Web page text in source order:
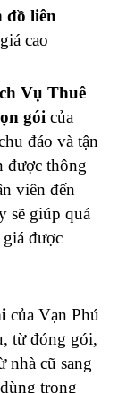
góicủa
đáo và tận
viên đến
giúp quá
được
của Vạn Phú
từ đóng gói,
cũ sang
viên sẽ